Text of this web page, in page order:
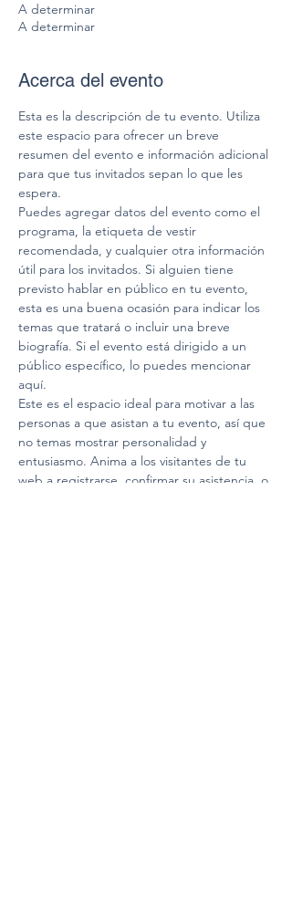
A determinar
A determinar
Acerca del evento
Esta es la descripción de tu evento. Utiliza
este espacio para ofrecer un breve
resumen del evento e información adicional
para que tus invitados sepan lo que les
espera.
Puedes agregar datos del evento como el
programa, la etiqueta de vestir
recomendada, y cualquier otra información
útil para los invitados. Si alguien tiene
previsto hablar en público en tu evento,
esta es una buena ocasión para indicar los
temas que tratará o incluir una breve
biografía. Si el evento está dirigido a un
público específico, lo puedes mencionar
aquí.
Este es el espacio ideal para motivar a las
personas a que asistan a tu evento, así que
no temas mostrar personalidad y
entusiasmo. Anima a los visitantes de tu
web a registrarse, confirmar su asistencia, o